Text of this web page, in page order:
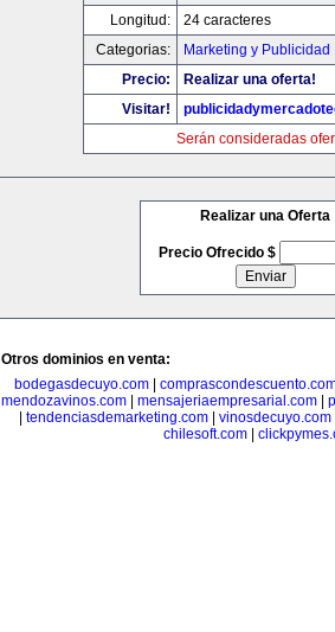
Longitud:
24 caracteres
Categorias:
Marketing y Publicidad
Precio:
Realizar una oferta!
Visitar!
Serán consideradas
Realizar una Oferta
Precio Ofrecido $
Otros dominios en venta:
bodegasdecuyo.com
mendozavinos.com
mensajeriaempresarial.com
tendenciasdemarketing.com| vinosdecuyo.com
chilesoft.com